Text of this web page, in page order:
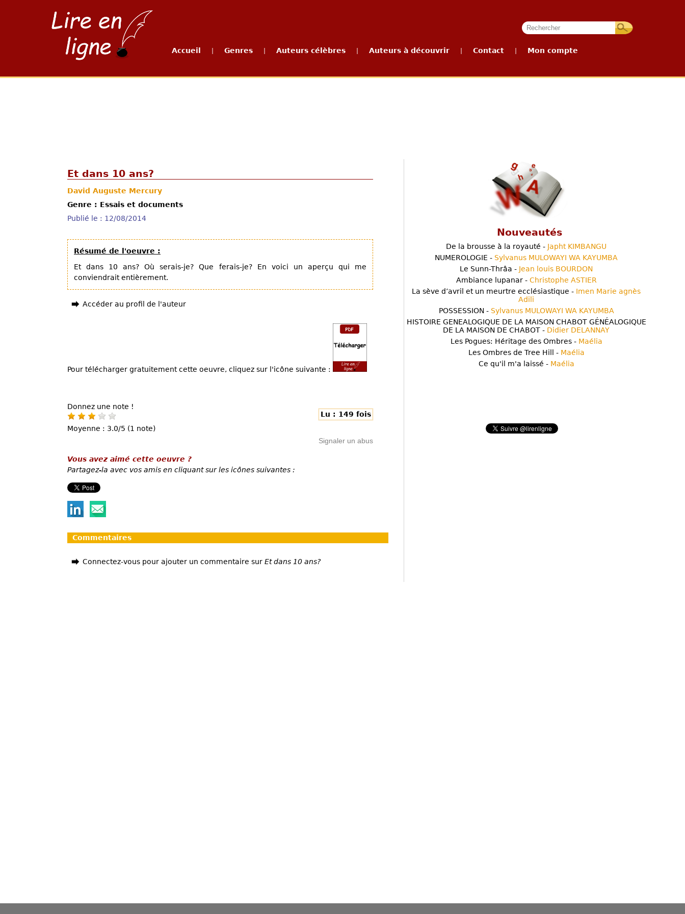
Accueil Genres Auteurs célèbres Auteurs à découvrir Contact Mon compte
Et dans 10 ans?
David Auguste Mercury
Genre : Essais et documents
Publié le : 12/08/2014
Résumé de l'oeuvre :
Et dans 10 ans? Où serais-je? Que ferais-je? En voici un aperçu qui me
conviendrait entièrement.
Accéder au profil de l'auteur
Pour télécharger gratuitement cette oeuvre, cliquez sur l'icône suivante :
Donnez une note !
Moyenne : 3.0/5 (1 note)
Lu : 149 fois
Signaler un abus
Vous avez aimé cette oeuvre ?
Partagez-la avec vos amis en cliquant sur les icônes suivantes :
Commentaires
Connectez-vous pour ajouter un commentaire sur Et dans 10 ans?
Nouveautés
De la brousse à la royauté - Japht KIMBANGU
NUMEROLOGIE - Sylvanus MULOWAYI WA KAYUMBA
Le Sunn-Thrâa - Jean louis BOURDON
Ambiance lupanar - Christophe ASTIER
La sève d’avril et un meurtre ecclésiastique - Imen Marie agnès
Adili
POSSESSION - Sylvanus MULOWAYI WA KAYUMBA
HISTOIRE GENEALOGIQUE DE LA MAISON CHABOT GÉNÉALOGIQUE
DE LA MAISON DE CHABOT - Didier DELANNAY
Les Pogues: Héritage des Ombres - Maélia
Les Ombres de Tree Hill - Maélia
Ce qu'il m'a laissé - Maélia